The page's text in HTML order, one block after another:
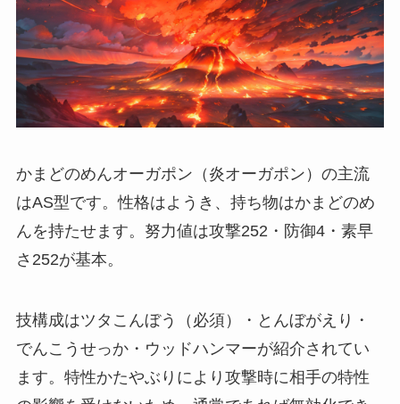
かまどのめんオーガポン（炎オーガポン）の主流
はAS型です。性格はようき、持ち物はかまどのめ
んを持たせます。努力値は攻撃252・防御4・素早
さ252が基本。
技構成はツタこんぼう（必須）・とんぼがえり・
でんこうせっか・ウッドハンマーが紹介されてい
ます。特性かたやぶりにより攻撃時に相手の特性